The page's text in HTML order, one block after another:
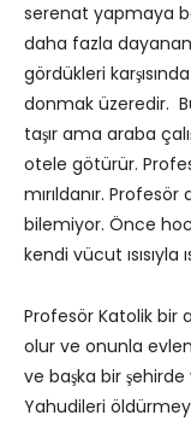
serenat yapmaya
daha fazla
gördükleri
donmak üzeredir.
taşır ama araba
otele götürür.
mırıldanır.
bilemiyor. Önce
kendi vücut ısısıyla
Profesör Katolik bir
olur ve onunla
ve başka bir
Yahudileri